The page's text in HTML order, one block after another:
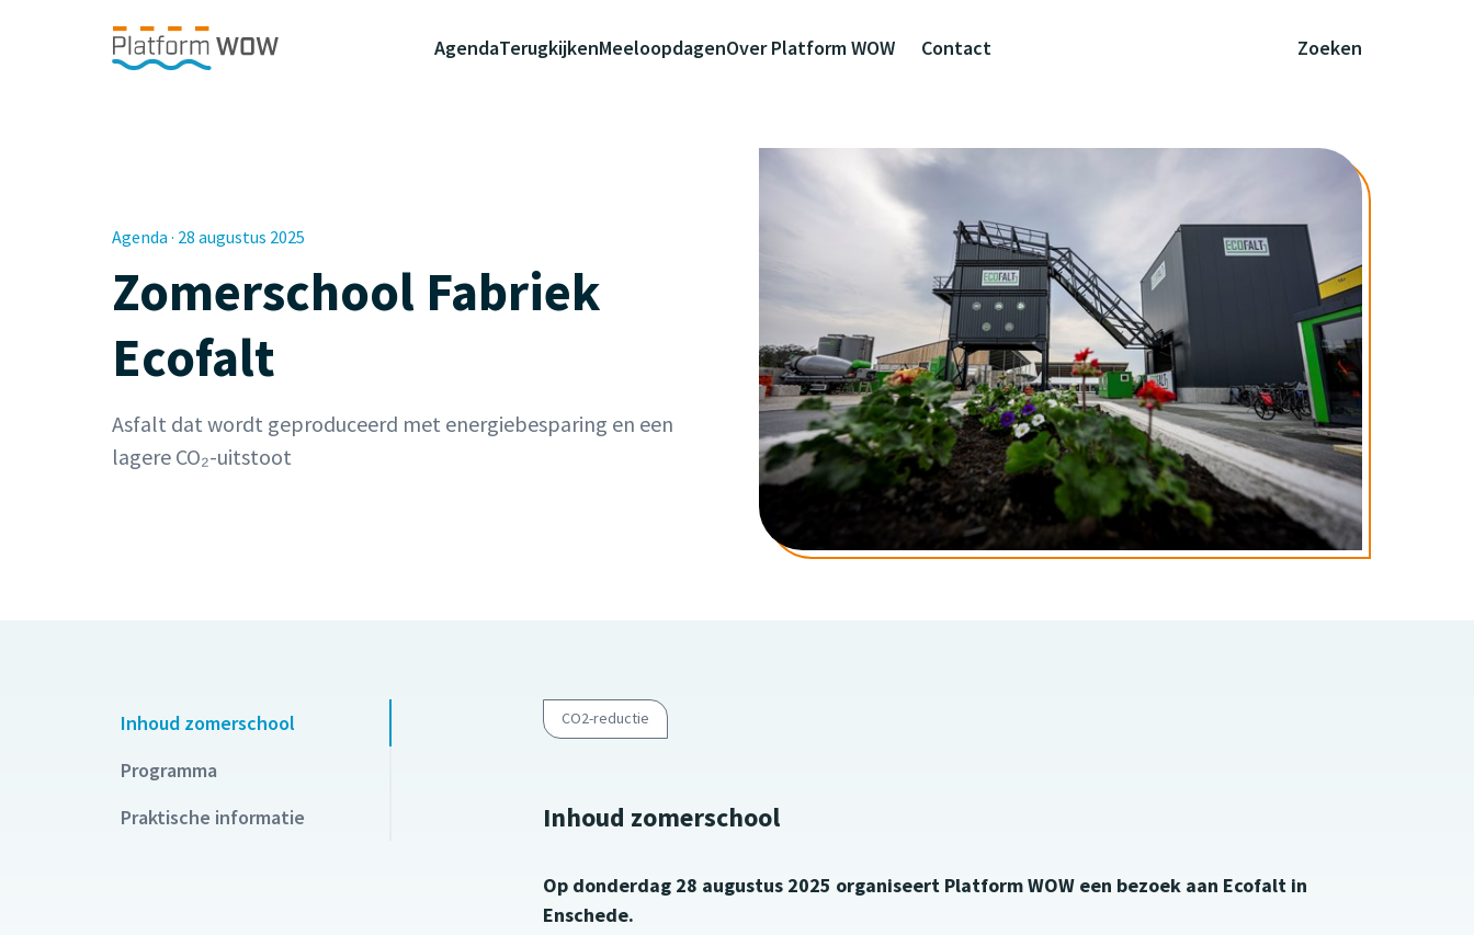
AgendaTerugkijkenMeeloopdagenOver Platform WOW Contact Zoeken
Agenda · 28 augustus 2025
Zomerschool Fabriek
Ecofalt
Asfalt dat wordt geproduceerd met energiebesparing en een
lagere CO₂-uitstoot
Inhoud zomerschool
Programma
Praktische informatie
CO2-reductie
Inhoud zomerschool
Op donderdag 28 augustus 2025 organiseert Platform WOW een bezoek aan Ecofalt in
Enschede.